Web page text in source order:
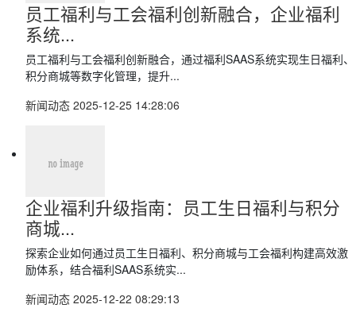
员工福利与工会福利创新融合，企业福利
系统...
员工福利与工会福利创新融合，通过福利SAAS系统实现生日福利、
积分商城等数字化管理，提升...
新闻动态 2025-12-25 14:28:06
企业福利升级指南：员工生日福利与积分
商城...
探索企业如何通过员工生日福利、积分商城与工会福利构建高效激
励体系，结合福利SAAS系统实...
新闻动态 2025-12-22 08:29:13